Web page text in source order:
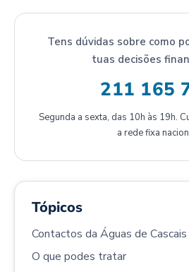
Tens dúvidas sobre como
tuas decisões
211 165
Segunda a sexta, das 10h às 19h.
a rede fixa
Tópicos
Contactos da Águas de Cascais
O que podes tratar